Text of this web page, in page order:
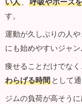
い人 、 呼吸やポーズ
す。
運動が久しぶりの人や
にも始めやすいジャン
痩せることだけでなく
わらげる時間 として
ジムの負荷が高そう